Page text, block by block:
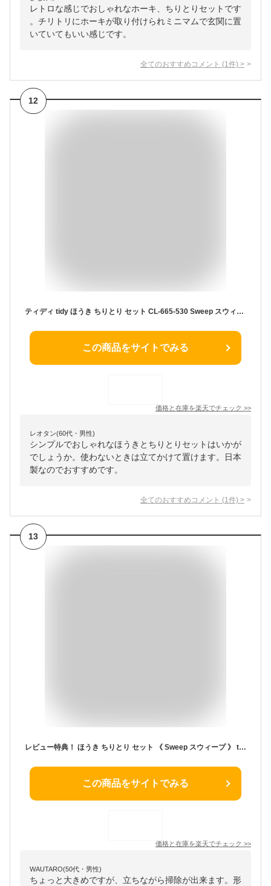
レトロな感じでおしゃれなホーキ、ちりとりセットです
。チリトリにホーキが取り付けられミニマムで玄関に置
いていてもいい感じです。
全てのおすすめコメント (1 件) >
12
ティディ tidy ほうき ちりとり セット CL-665-530 Sweep スウィープ 箒 ホーキ 塵取り 掃き掃除 玄関 掃除道具 おしゃれ 屋外 屋内 便利
この商品をサイトでみる
価格と在庫を楽天でチェック >>
レオタン(60代・男性)
シンプルでおしゃれなほうきとちりとりセットはいかが
でしょうか。使わないときは立てかけて置けます。日本
製なのでおすすめです。
全てのおすすめコメント (1 件) >
13
レビュー特典！ ほうき ちりとり セット 《 Sweep スウィープ 》 tidy ティディ箒＆ちりとりセット set 自立 立つ 自立する 掃除道具 清掃 お掃除 玄関 ベランダ シンプル おしゃれ デザイン ホワイト グレー イエロー ブラウン スイープ 日本製
この商品をサイトでみる
価格と在庫を楽天でチェック >>
WAUTARO(50代・男性)
ちょっと大きめですが、立ちながら掃除が出来ます。形